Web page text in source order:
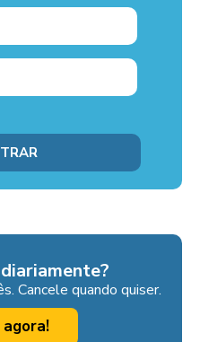
Cancele quando quiser.